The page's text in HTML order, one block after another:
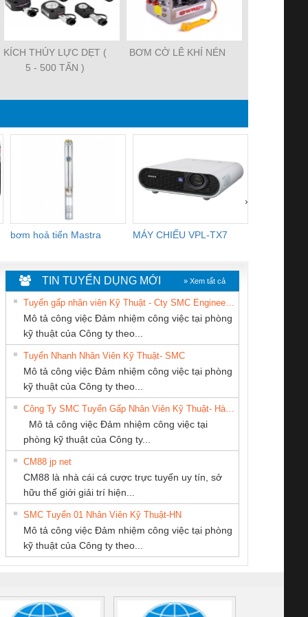
KÍCH THỦY LỰC DẸT (
5 - 500 TẤN )
BƠM CỜ LÊ KHÍ NÉN
bơm hoả tiển Mastra MÁY CHIẾU VPL-TX7
›
An Toàn
Contact
– PSR-
SCP-
FSP/2X1/1X2
sát chuỗi
tấm pin
16I+
(2502520000)
Bộ giám sát chuỗi
tấm pin
TRANSCLINIC 16I+
1K5 L (2433950000)
Bộ giám sát dòng
TRANSCLINIC 16I+
(2008130000)
Bộ chỉnh lưu nguồn
điện TRANSCLINIC
BKE 1K5.4
(7791400879)2. Giá
Nẹp nhôm chống
trơn Đà Nẵng
TY TNHH
DV DAI DONG
CÔNG TY TNHH
KỸ THUẬT KTECH
VIỆT NAM
Công Ty TNHH
Quốc Thịnh
Dong Cang
LTD
PHẦN TỰ ĐỘNG
TIẾN HƯNG
THIẾT BỊ CÔNG
NAM
TIN TUYỂN DỤNG MỚI » Xem tất cả
Tuyển gấp nhân viên Kỹ Thuật - Cty SMC Engineering
Mô tả công việc Đảm nhiệm công việc tại phòng
kỹ thuật của Công ty theo...
Tuyển Nhanh Nhân Viên Kỹ Thuật- SMC
Mô tả công việc Đảm nhiệm công việc tại phòng
kỹ thuật của Công ty theo...
Công Ty SMC Tuyển Gấp Nhân Viên Kỹ Thuật- Hà Nội
Mô tả công việc Đảm nhiệm công việc tại
phòng kỹ thuật của Công ty...
CM88 jp net
CM88 là nhà cái cá cược trực tuyến uy tín, sở
hữu thế giới giải trí hiện...
SMC Tuyển 01 Nhân Viên Kỹ Thuật-HN
Mô tả công việc Đảm nhiệm công việc tại phòng
kỹ thuật của Công ty theo...